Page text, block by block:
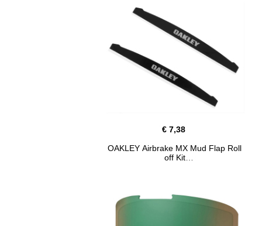
€ 7,38
OAKLEY Airbrake MX Mud Flap Roll
off Kit